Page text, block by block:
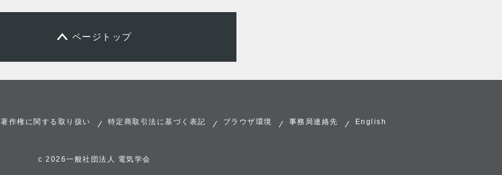
ページトップ
著作権に関する取り扱い 特定商取引法に基づく表記 ブラウザ環境 事務局連絡先 English
c 2026一般社団法人 電気学会